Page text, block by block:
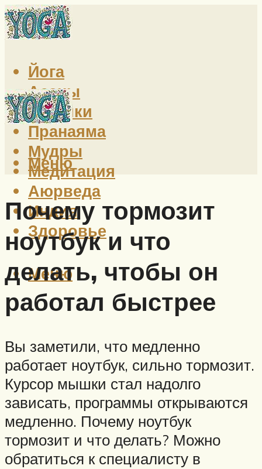
Йога
Асаны
Техники
Пранаяма
Мудры
Медитация
Аюрведа
Индия
Здоровье
Меню
Меню
Почему тормозит
ноутбук и что
делать, чтобы он
работал быстрее
Вы заметили, что медленно
работает ноутбук, сильно тормозит.
Курсор мышки стал надолго
зависать, программы открываются
медленно. Почему ноутбук
тормозит и что делать? Можно
обратиться к специалисту в